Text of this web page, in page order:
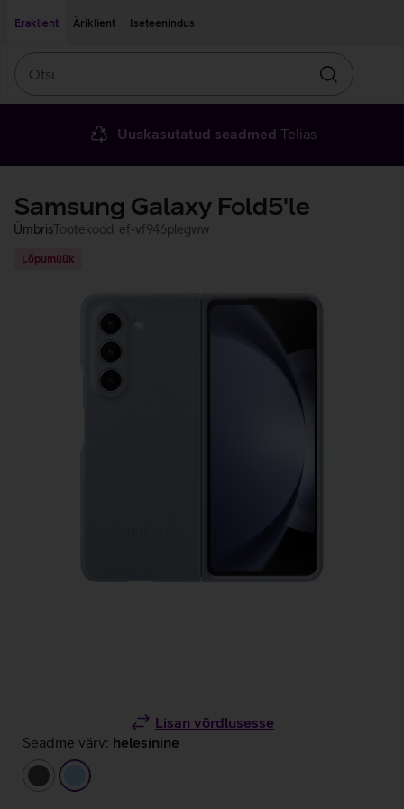
Eraklient
Äriklient Iseteenindus
Otsin
Uuskasutatud seadmed Telias
Samsung Galaxy Fold5'le
ÜmbrisTootekood: ef-vf946plegww
Lõpumüük
Lisan võrdlusesse
Seadme värv: helesinine
tumehallhelesinine